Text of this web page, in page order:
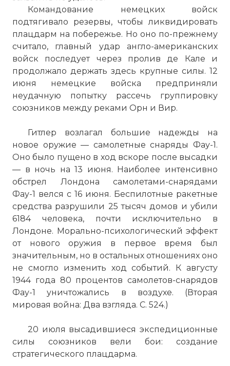
Командование немецких войск
подтягивало резервы, чтобы ликвидировать
плацдарм на побережье. Но оно по-прежнему
считало, главный удар англо-американских
войск последует через пролив де Кале и
продолжало держать здесь крупные силы. 12
июня немецкие войска предприняли
неудачную попытку рассечь группировку
союзников между реками Орн и Вир.
Гитлер возлагал большие надежды на
новое оружие — самолетные снаряды Фау-1.
Оно было пущено в ход вскоре после высадки
— в ночь на 13 июня. Наиболее интенсивно
обстрел Лондона самолетами-снарядами
Фау-1 велся с 16 июня. Беспилотные ракетные
средства разрушили 25 тысяч домов и убили
6184 человека, почти исключительно в
Лондоне. Морально-психологический эффект
от нового оружия в первое время был
значительным, но в остальных отношениях оно
не смогло изменить ход событий. К августу
1944 года 80 процентов самолетов-снарядов
Фау-1 уничтожались в воздухе. (Вторая
мировая война: Два взгляда. С. 524.)
20 июля высадившиеся экспедиционные
силы союзников вели бои: создание
стратегического плацдарма.